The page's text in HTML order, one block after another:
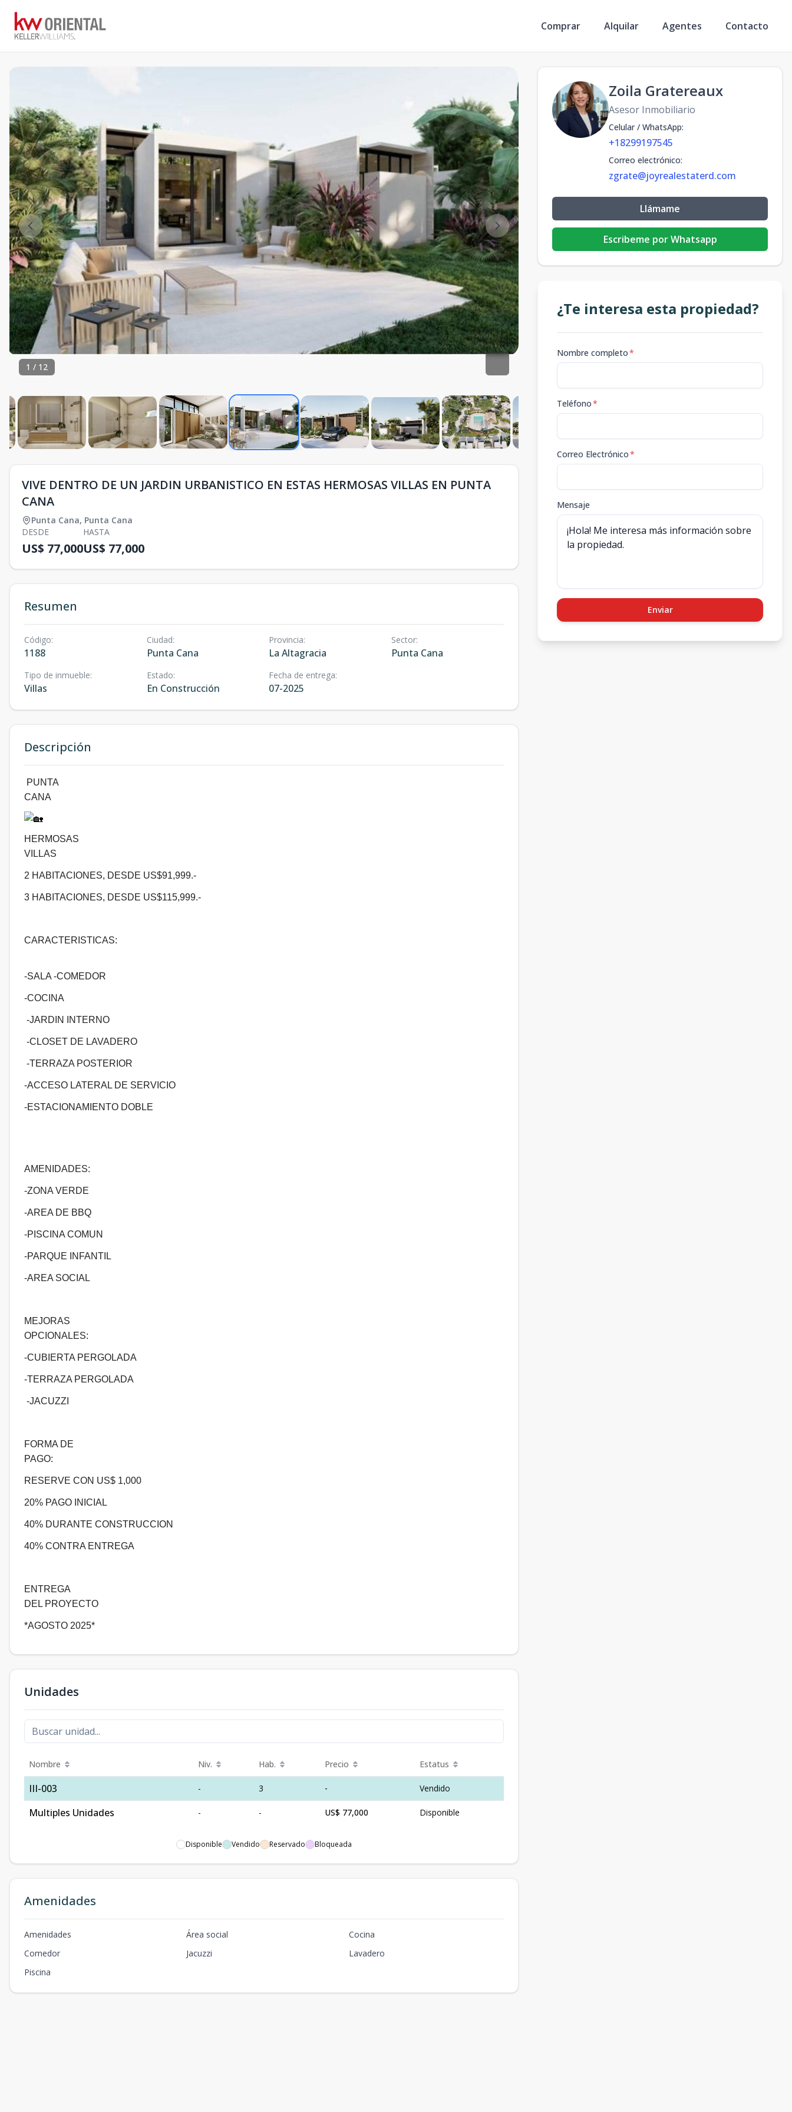
Comprar Alquilar Agentes Contacto
1 / 12
VIVE DENTRO DE UN JARDIN URBANISTICO EN ESTAS HERMOSAS VILLAS EN PUNTA
CANA
Punta Cana, Punta Cana
DESDE
US$ 77,000
HASTA
US$ 77,000
Resumen
Código:
1188
Ciudad:
Punta Cana
Provincia:
La Altagracia
Sector:
Punta Cana
Tipo de inmueble:
Villas
Estado:
En Construcción
Fecha de entrega:
07-2025
Descripción
PUNTA
CANA
HERMOSAS
VILLAS
2 HABITACIONES, DESDE US$91,999.-
3 HABITACIONES, DESDE US$115,999.-
CARACTERISTICAS:
-SALA -COMEDOR
-COCINA
-JARDIN INTERNO
-CLOSET DE LAVADERO
-TERRAZA POSTERIOR
-ACCESO LATERAL DE SERVICIO
-ESTACIONAMIENTO DOBLE
AMENIDADES:
-ZONA VERDE
-AREA DE BBQ
-PISCINA COMUN
-PARQUE INFANTIL
-AREA SOCIAL
MEJORAS
OPCIONALES:
-CUBIERTA PERGOLADA
-TERRAZA PERGOLADA
-JACUZZI
FORMA DE
PAGO:
RESERVE CON US$ 1,000
20% PAGO INICIAL
40% DURANTE CONSTRUCCION
40% CONTRA ENTREGA
ENTREGA
DEL PROYECTO
*AGOSTO 2025*
Unidades
Nombre Niv. Hab. Precio Estatus
III-003 - 3 - Vendido
Multiples Unidades - - US$ 77,000 Disponible
Disponible Vendido Reservado Bloqueada
Amenidades
Amenidades Área social
Cocina
Comedor
Jacuzzi
Lavadero
Piscina
Zoila Gratereaux
Asesor Inmobiliario
Celular / WhatsApp:
+18299197545
Correo electrónico:
zgrate@joyrealestaterd.com
Llámame
Escribeme por Whatsapp
¿Te interesa esta propiedad?
Nombre completo*
Teléfono*
Correo Electrónico*
Mensaje
Enviar